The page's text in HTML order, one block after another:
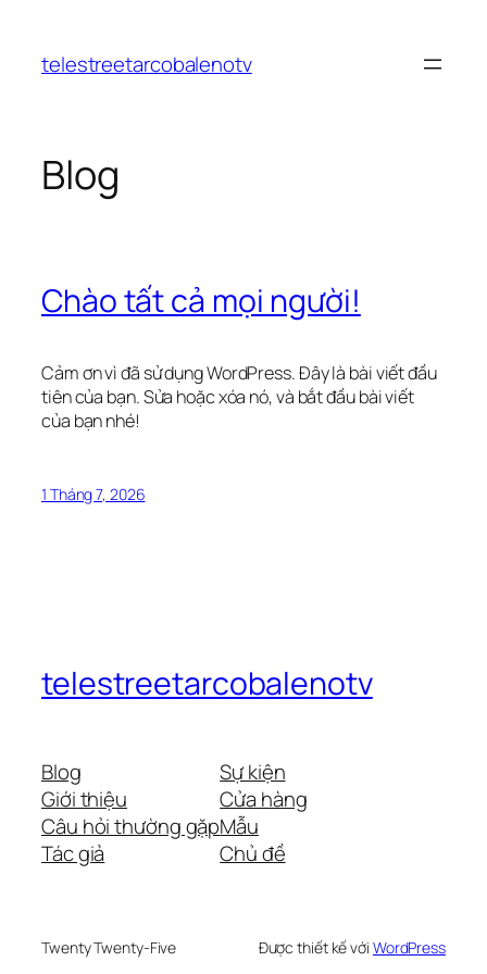
phầntelestreetarcobalenotv
Blog
Chào tất cả mọi người!
Cảm ơn vì đã sử dụng WordPress. Đây là bài viết đầu
tiên của bạn. Sửa hoặc xóa nó, và bắt đầu bài viết
của bạn nhé!
1 Tháng 7, 2026
telestreetarcobalenotv
Blog
Giới thiệu
Câu hỏi thường gặp
Tác giả
Sự kiện
Cửa hàng
Mẫu
Chủ đề
Twenty Twenty-Five Được thiết kế với WordPress